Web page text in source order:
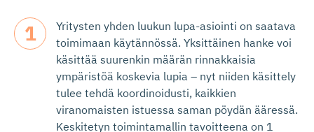
Yritysten yhden luukun lupa-asiointi on saatava
toimimaan käytännössä. Yksittäinen hanke voi
käsittää suurenkin määrän rinnakkaisia
ympäristöä koskevia lupia – nyt niiden käsittely
tulee tehdä koordinoidusti, kaikkien
viranomaisten istuessa saman pöydän ääressä.
Keskitetyn toimintamallin tavoitteena on 1